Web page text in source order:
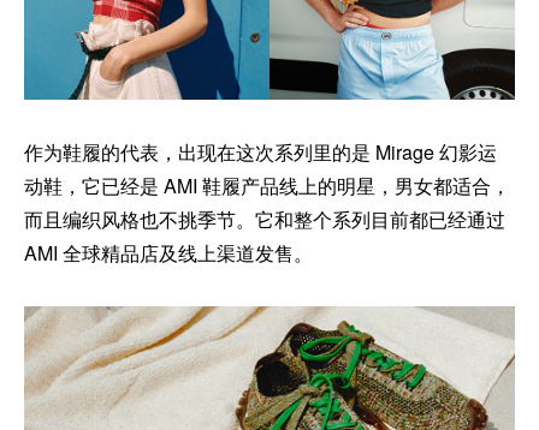
作为鞋履的代表，出现在这次系列里的是 Mirage 幻影运
动鞋，它已经是 AMI 鞋履产品线上的明星，男女都适合，
而且编织风格也不挑季节。它和整个系列目前都已经通过
AMI 全球精品店及线上渠道发售。